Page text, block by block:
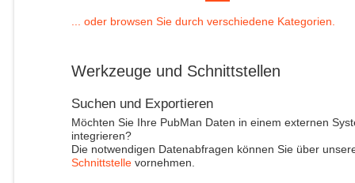
... oder browsen Sie durch verschiedene Kategorien.
Werkzeuge und Schnittstellen
Suchen und Exportieren
Möchten Sie Ihre PubMan Daten in einem externen
integrieren?
Die notwendigen Datenabfragen können Sie über
Schnittstellevornehmen.